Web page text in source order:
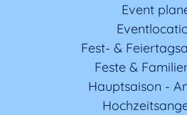
Event
Fest- &
Feste &
Hauptsaison -